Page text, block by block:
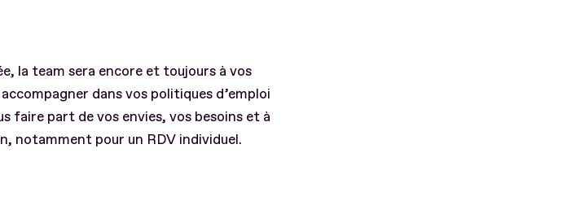
la team sera encore et toujours à vos
dans vos politiques d’emploi
faire part de vos envies, vos besoins et à
notamment pour un RDV individuel.